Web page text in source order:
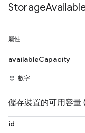
Storage
屬性
availableCapacity
數字
儲存裝置的可用容量
id